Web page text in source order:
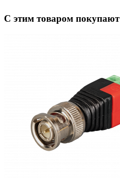
С этим товаром покупают